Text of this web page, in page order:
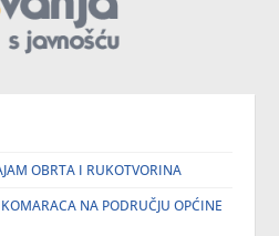
OBRTA I RUKOTVORINA
NA PODRUČJU OPĆINE